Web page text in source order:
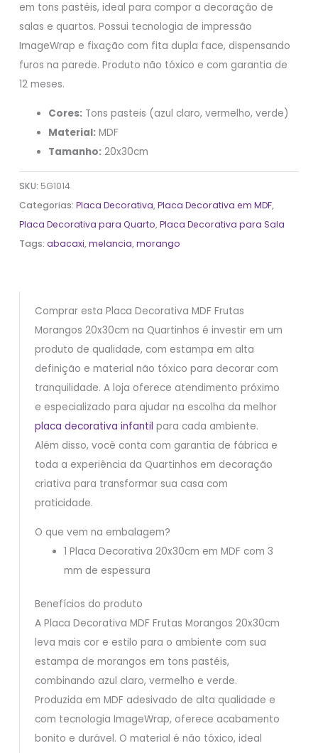
em tons pastéis, ideal para compor a decoração de
salas e quartos. Possui tecnologia de impressão
ImageWrap e fixação com fita dupla face, dispensando
furos na parede. Produto não tóxico e com garantia de
12 meses.
Cores: Tons pasteis (azul claro, vermelho, verde)
Material: MDF
Tamanho: 20x30cm
SKU: 5G1014
Categorias:Placa Decorativa,Placa Decorativa em MDF,
Placa Decorativa para Quarto,Placa Decorativa para Sala
Tags:abacaxi,melancia,morango
Comprar esta Placa Decorativa MDF Frutas
Morangos 20x30cm na Quartinhos é investir em um
produto de qualidade, com estampa em alta
definição e material não tóxico para decorar com
tranquilidade. A loja oferece atendimento próximo
e especializado para ajudar na escolha da melhor
placa decorativa infantil para cada ambiente.
Além disso, você conta com garantia de fábrica e
toda a experiência da Quartinhos em decoração
criativa para transformar sua casa com
praticidade.
O que vem na embalagem?
1 Placa Decorativa 20x30cm em MDF com 3
mm de espessura
Benefícios do produto
A Placa Decorativa MDF Frutas Morangos 20x30cm
leva mais cor e estilo para o ambiente com sua
estampa de morangos em tons pastéis,
combinando azul claro, vermelho e verde.
Produzida em MDF adesivado de alta qualidade e
com tecnologia ImageWrap, oferece acabamento
bonito e durável. O material é não tóxico, ideal